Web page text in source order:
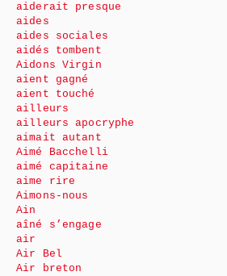
aiderait presque
aides
aides sociales
aidés tombent
Aidons Virgin
aient gagné
aient touché
ailleurs
ailleurs apocryphe
aimait autant
Aimé Bacchelli
aimé capitaine
aime rire
Aimons-nous
Ain
aîné s’engage
air
Air Bel
Air breton